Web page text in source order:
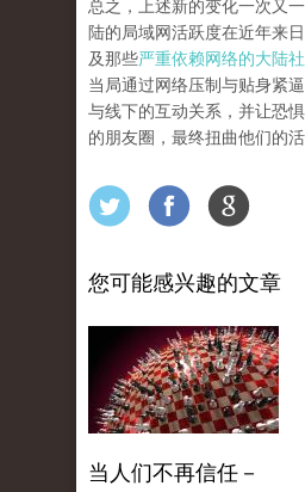
总之，上述新的变化一次又
陆的局域网活跃度在近年来
及那些严重依赖网络的大陆
当局通过网络压制与贴身紧
与线下的互动关系，并让恐
的朋友圈，最终扭曲他们的活
您可能感兴趣的文章
当人们不再信任－